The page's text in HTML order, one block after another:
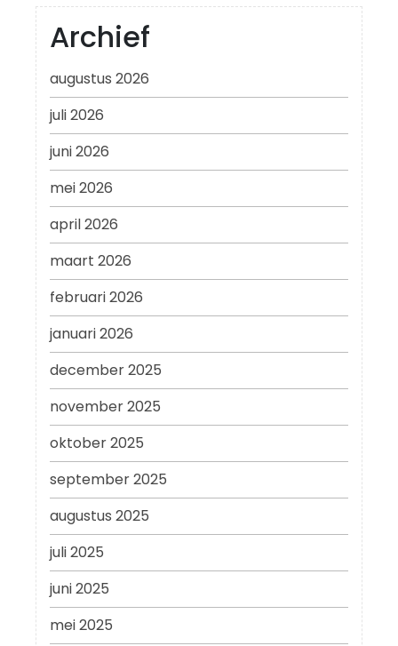
Archief
augustus 2026
juli 2026
juni 2026
mei 2026
april 2026
maart 2026
februari 2026
januari 2026
december 2025
november 2025
oktober 2025
september 2025
augustus 2025
juli 2025
juni 2025
mei 2025